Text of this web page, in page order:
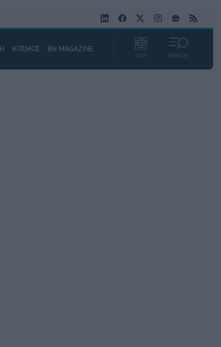
ΚΟΣΜΟΣ BN MAGAZINE
ΡΟΗ ΜΕΝΟΥ